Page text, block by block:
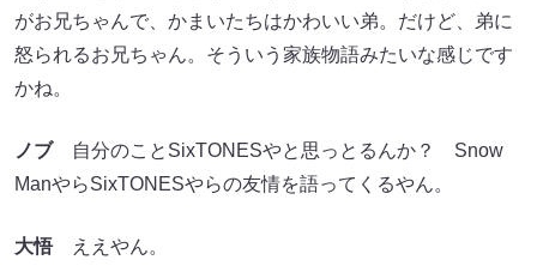
がお兄ちゃんで、かまいたちはかわいい弟。だけど、弟に
怒られるお兄ちゃん。そういう家族物語みたいな感じです
かね。
ノブ自分のことSixTONESやと思っとるんか？ Snow
ManやらSixTONESやらの友情を語ってくるやん。
大悟ええやん。